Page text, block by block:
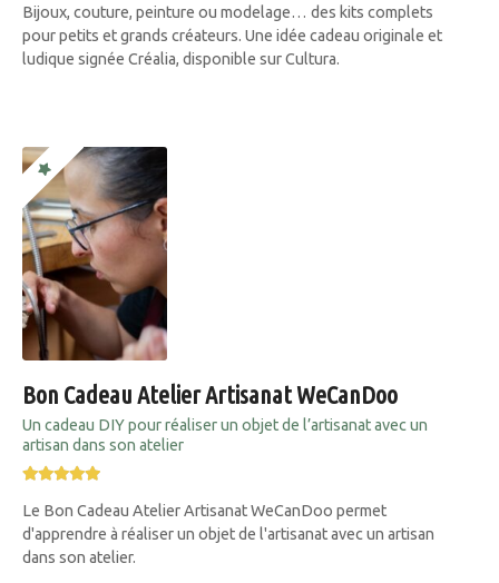
Bijoux, couture, peinture ou modelage… des kits complets
pour petits et grands créateurs. Une idée cadeau originale et
ludique signée Créalia, disponible sur Cultura.
Bon Cadeau Atelier Artisanat WeCanDoo
Un cadeau DIY pour réaliser un objet de l’artisanat avec un
artisan dans son atelier
Le Bon Cadeau Atelier Artisanat WeCanDoo permet
d'apprendre à réaliser un objet de l'artisanat avec un artisan
dans son atelier.